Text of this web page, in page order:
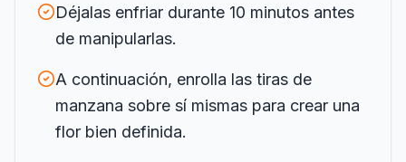
Déjalas enfriar durante 10 minutos antes
de manipularlas.
A continuación, enrolla las tiras de
manzana sobre sí mismas para crear una
flor bien definida.